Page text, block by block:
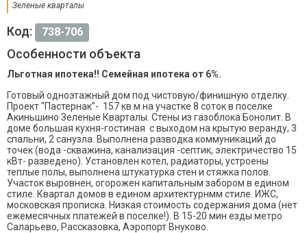
Зеленые кварталы
Код: 738-706
Особенности объекта
Льготная ипотека!! Семейная ипотека от 6%.
Готовый одноэтажный дом под чистовую/финишную отделку.
Проект "Пастернак"- 157 кв.м на участке 8 соток в поселке
Акиньшино Зеленые Кварталы. Стены из газоблока Бонолит. В
доме большая кухня-гостиная с выходом на крытую веранду, 3
спальни, 2 санузла. Выполнена разводка коммуникаций до
точек (вода -скважина, канализация -септик, электричество 15
кВт- разведено). Установлен котел, радиаторы, устроены
теплые полы, выполнена штукатурка стен и стяжка полов.
Участок выровнен, огорожен капитальным забором в едином
стиле. Квартал домов в едином архитектурнмм стиле. ИЖС,
московская прописка. Низкая стоимость содержания дома (нет
ежемесячных платежей в поселке!). В 15-20 мин езды метро
Саларьево, Рассказовка, Аэропорт Внуково.